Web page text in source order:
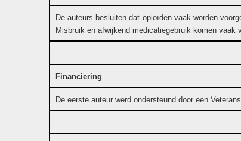
De auteurs besluiten dat opioïden vaak worden
Misbruik en afwijkend medicatiegebruik komen vaak
Financiering
De eerste auteur werd ondersteund door een